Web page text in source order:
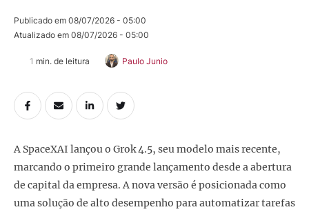
Publicado em 08/07/2026 - 05:00
Atualizado em 08/07/2026 - 05:00
1 min. de leitura Paulo Junio
A SpaceXAI lançou o Grok 4.5, seu modelo mais recente,
marcando o primeiro grande lançamento desde a abertura
de capital da empresa. A nova versão é posicionada como
uma solução de alto desempenho para automatizar tarefas